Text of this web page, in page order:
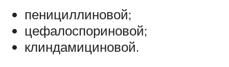
пенициллиновой;
цефалоспориновой;
клиндамициновой.